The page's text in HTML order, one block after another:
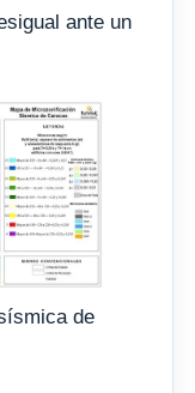
ante un
de